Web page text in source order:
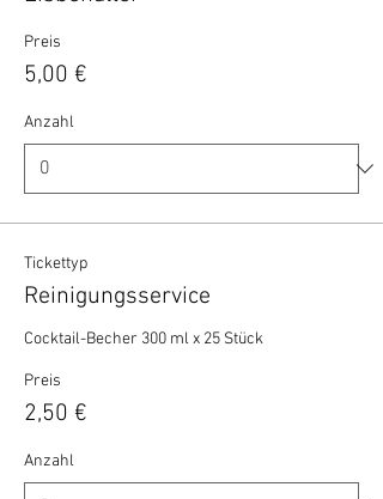
Preis
5,00 €
Anzahl
Tickettyp
Reinigungsservice
Cocktail-Becher 300 ml x 25 Stück
Preis
2,50 €
Anzahl